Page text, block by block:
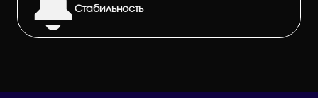
Стабильность